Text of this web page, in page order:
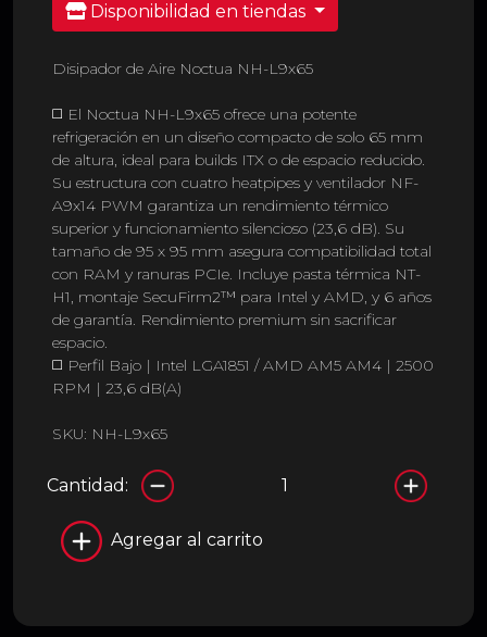
Disponibilidad en tiendas
Disipador de Aire Noctua NH-L9x65
◻️ El Noctua NH-L9x65 ofrece una potente
refrigeración en un diseño compacto de solo 65 mm
de altura, ideal para builds ITX o de espacio reducido.
Su estructura con cuatro heatpipes y ventilador NF-
A9x14 PWM garantiza un rendimiento térmico
superior y funcionamiento silencioso (23,6 dB). Su
tamaño de 95 x 95 mm asegura compatibilidad total
con RAM y ranuras PCIe. Incluye pasta térmica NT-
H1, montaje SecuFirm2™ para Intel y AMD, y 6 años
de garantía. Rendimiento premium sin sacrificar
espacio.
◻️ Perfil Bajo | Intel LGA1851 / AMD AM5 AM4 | 2500
RPM | 23,6 dB(A)
SKU: NH-L9x65
Cantidad:
Agregar al carrito